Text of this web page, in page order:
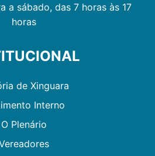
a sábado, das 7 horas às 17
horas
de Xinguara
Interno
O Plenário